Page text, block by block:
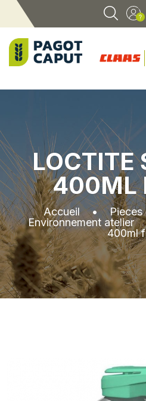
LOCTITE
400ML
Accueil•Pieces
Environnement atelier
400ml